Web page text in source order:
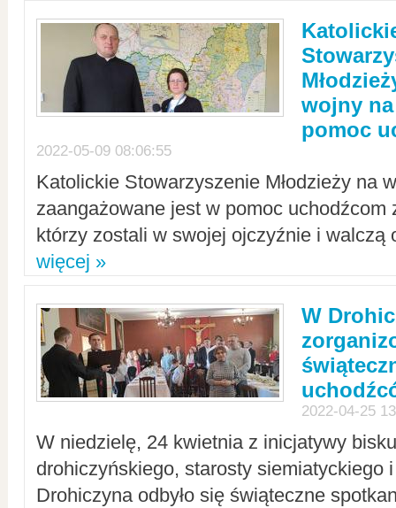
wojny
pomoc
2022-05-09 08:06:55
Katolickie Stowarzyszenie Młodzieży na
zaangażowane jest w pomoc uchodźcom
którzy zostali w swojej ojczyźnie i walczą
więcej »
W
2022-04-25
W niedzielę, 24 kwietnia z inicjatywy
drohiczyńskiego, starosty siemiatyckiego
Drohiczyna odbyło się świąteczne